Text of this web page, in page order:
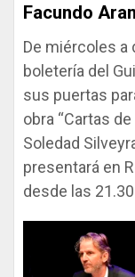
Facundo
De miércoles a
boletería del
sus puertas
obra “Cartas
Soledad
presentará en
desde las